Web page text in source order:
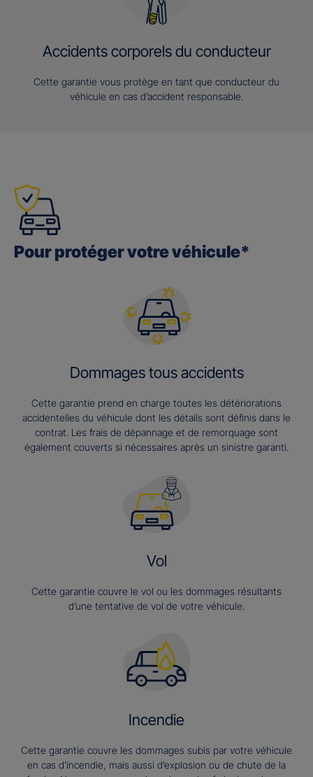
Accidents corporels du conducteur
Cette garantie vous protège en tant que conducteur du
véhicule en cas d’accident responsable.
Pour protéger votre véhicule*
Dommages tous accidents
Cette garantie prend en charge toutes les détériorations
accidentelles du véhicule dont les détails sont définis dans le
contrat. Les frais de dépannage et de remorquage sont
également couverts si nécessaires après un sinistre garanti.
Vol
Cette garantie couvre le vol ou les dommages résultants
d’une tentative de vol de votre véhicule.
Incendie
Cette garantie couvre les dommages subis par votre véhicule
en cas d’incendie, mais aussi d’explosion ou de chute de la